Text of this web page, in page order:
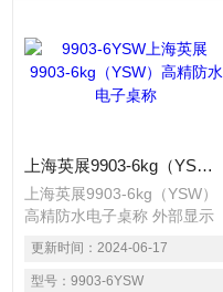
有机种。AC 100~240V频率
50/60 Hz DC12V/1A开关电
源，6V/4AH 充电电池。具有
上海英展9903-6kg（YSW）高精防水电子桌称
上海英展9903-6kg（YSW）
高精防水电子桌称 外部显示
精度可达1/15000,经SGS认证
防水等级可达 IP68。
机身搭配不锈钢秤盘以及支
更新时间： 2024-06-17
型号： 9903-6YSW